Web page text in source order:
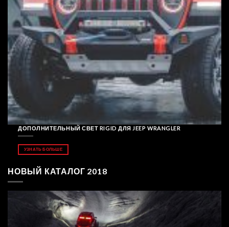
ДОПОЛНИТЕЛЬНЫЙ СВЕТ RIGID ДЛЯ JEEP WRANGLER
УЗНАТЬ БОЛЬШЕ
НОВЫЙ КАТАЛОГ 2018